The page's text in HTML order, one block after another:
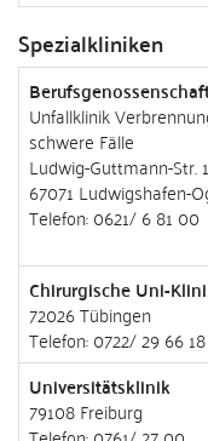
Spezialkliniken
Unfallklinik
schwere Fälle
Ludwig-Guttmann-Str.
67071 Ludwigshafen-
Telefon: 0621/ 6 81 00
Chirurgische Uni-
72026 Tübingen
Telefon: 0722/ 29 66 18
Universitätsklinik
79108 Freiburg